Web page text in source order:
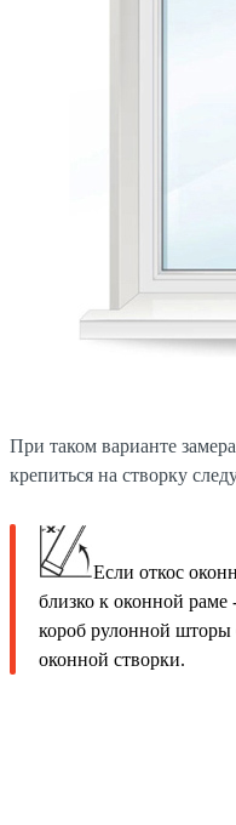
При таком варианте
крепиться на створку
Если откос
близко к оконной
короб рулонной шторы
оконной створки.